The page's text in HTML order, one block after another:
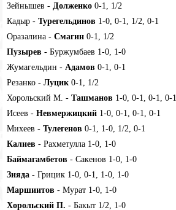
Зейнышев - Долженко 0-1, 1/2
Кадыр - Турегельдинов 1-0, 0-1, 1/2, 0-1
Оразалина - Смагин 0-1, 1/2
Пузырев - Буржумбаев 1-0, 1-0
Жумагельдин - Адамов 0-1, 0-1
Резанко - Луцик 0-1, 1/2
Хорольский М. - Ташманов 1-0, 0-1, 0-1, 0-1
Исеев - Невмержицкий 1-0, 0-1, 0-1, 0-1
Михеев - Тулегенов 0-1, 1-0, 1/2, 0-1
Калиев - Рахметулла 1-0, 1-0
Баймагамбетов - Сакенов 1-0, 1-0
Зияда - Грицик 1-0, 0-1, 1-0, 1-0
Маршиитов - Мурат 1-0, 1-0
Хорольский П. - Бакыт 1/2, 1-0